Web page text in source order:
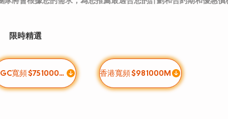
限時精選
HGC寬頻 $75 1000M 香港寬頻 $98 1000M